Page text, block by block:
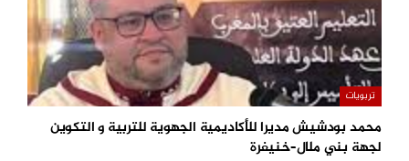
تربويات
محمد بودشيش مديرا للأكاديمية الجهوية للتربية و التكوين
لجهة بني ملال–خنيفرة